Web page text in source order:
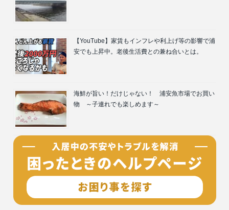
【YouTube】家賃もインフレや利上げ等の影響で浦
安でも上昇中。老後生活費との兼ね合いとは。
海鮮が旨い！だけじゃない！ 浦安魚市場でお買い
物 ～子連れでも楽しめます～